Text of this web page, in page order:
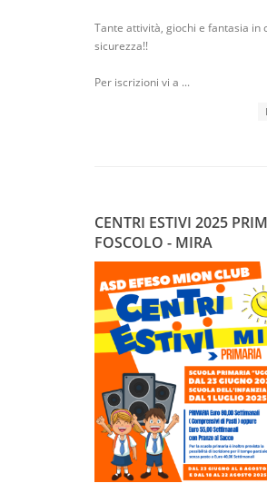
Tante attività, giochi e fantasia in
sicurezza!!
Per iscrizioni vi a ...
CENTRI ESTIVI 2025
FOSCOLO - MIRA